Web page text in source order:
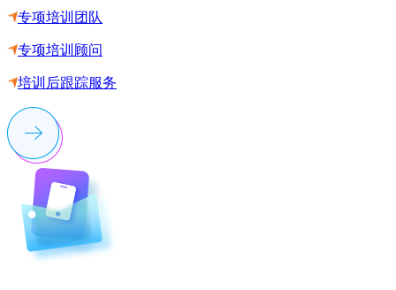
专项培训团队
专项培训顾问
培训后跟踪服务